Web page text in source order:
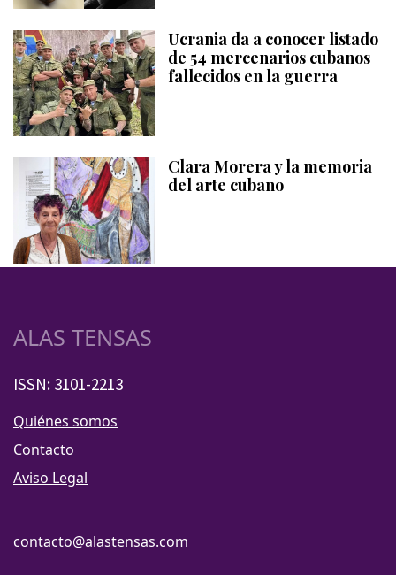
Ucrania da a conocer listado
de 54 mercenarios cubanos
fallecidos en la guerra
Clara Morera y la memoria
del arte cubano
ALAS TENSAS
ISSN: 3101-2213
Quiénes somos
Contacto
Aviso Legal
contacto@alastensas.com